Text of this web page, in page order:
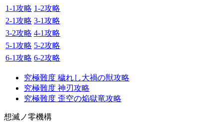
1-1攻略 1-2攻略
2-1攻略 3-1攻略
3-2攻略 4-1攻略
5-1攻略 5-2攻略
6-1攻略 6-2攻略
究極難度 穢れし大禍の獣攻略
究極難度 神刃攻略
究極難度 歪空の焔獄竜攻略
想滅ノ零機構